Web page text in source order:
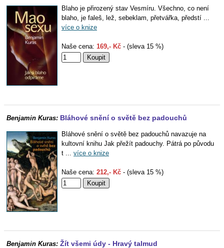
Blaho je přirozený stav Vesmíru. Všechno, co není
blaho, je faleš, lež, sebeklam, přetvářka, předstí ...
více o knize
Naše cena: 169,- Kč - (sleva 15 %)
Benjamin Kuras: Bláhové snění o světě bez padouchů
Bláhové snění o světě bez padouchů navazuje na
kultovní knihu Jak přežít padouchy. Pátrá po původu
t ... více o knize
Naše cena: 212,- Kč - (sleva 15 %)
Benjamin Kuras: Žít všemi údy - Hravý talmud